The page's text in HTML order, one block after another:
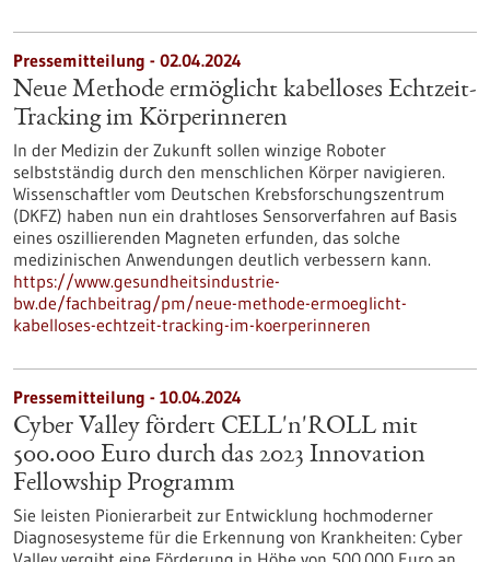
Pressemitteilung - 02.04.2024
Neue Methode ermöglicht kabelloses Echtzeit-
Tracking im Körperinneren
In der Medizin der Zukunft sollen winzige Roboter
selbstständig durch den menschlichen Körper navigieren.
Wissenschaftler vom Deutschen Krebsforschungszentrum
(DKFZ) haben nun ein drahtloses Sensorverfahren auf Basis
eines oszillierenden Magneten erfunden, das solche
medizinischen Anwendungen deutlich verbessern kann.
https://www.gesundheitsindustrie-
bw.de/fachbeitrag/pm/neue-methode-ermoeglicht-
kabelloses-echtzeit-tracking-im-koerperinneren
Pressemitteilung - 10.04.2024
Cyber Valley fördert CELL'n'ROLL mit
500.000 Euro durch das 2023 Innovation
Fellowship Programm
Sie leisten Pionierarbeit zur Entwicklung hochmoderner
Diagnosesysteme für die Erkennung von Krankheiten: Cyber